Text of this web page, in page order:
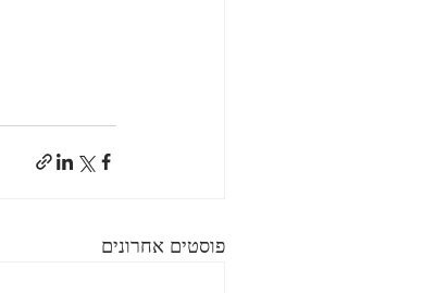
פוסטים אחרונים